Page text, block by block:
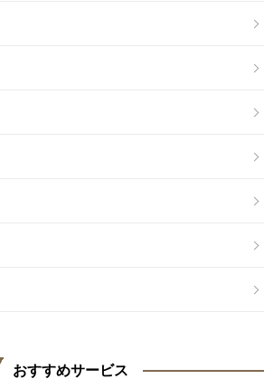
おすすめサービス